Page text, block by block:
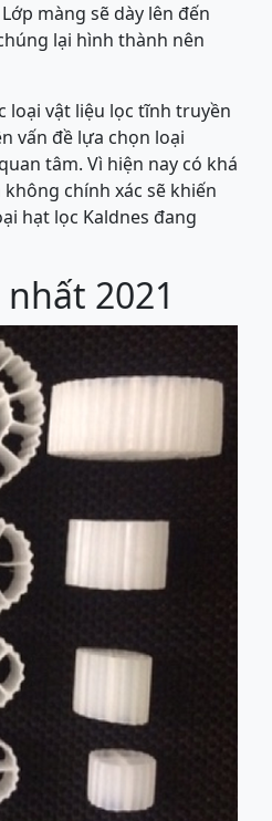
màng sẽ dày lên đến
lại hình thành nên
loại vật liệu lọc tĩnh truyền
vấn đề lựa chọn loại
tâm. Vì hiện nay có khá
chính xác sẽ khiến
hạt lọc Kaldnes đang
2021